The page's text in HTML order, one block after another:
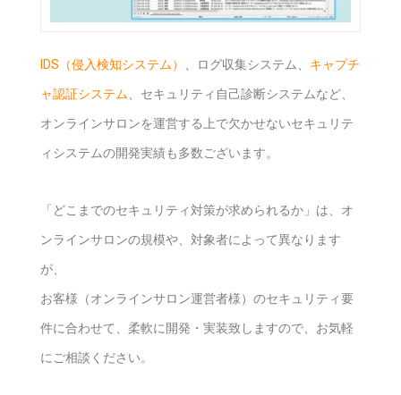
IDS（侵入検知システム） 、ログ収集システム、 キャプチ
ャ認証システム 、セキュリティ自己診断システムなど、
オンラインサロンを運営する上で欠かせないセキュリテ
ィシステムの開発実績も多数ございます。
「どこまでのセキュリティ対策が求められるか」は、オ
ンラインサロンの規模や、対象者によって異なります
が、
お客様（オンラインサロン運営者様）のセキュリティ要
件に合わせて、柔軟に開発・実装致しますので、お気軽
にご相談ください。